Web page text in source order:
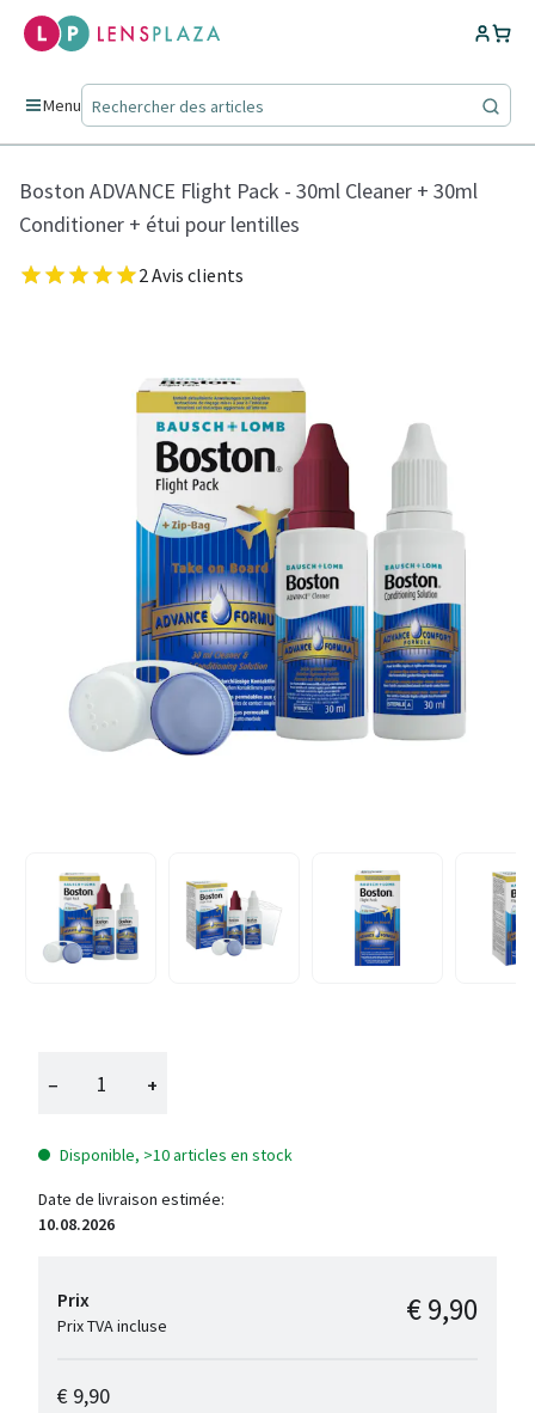
Menu
Boston ADVANCE Flight Pack - 30ml Cleaner + 30ml
Conditioner + étui pour lentilles
2 Avis clients
− +
Disponible, >10 articles en stock
Date de livraison estimée:
10.08.2026
Prix
Prix TVA incluse € 9,90
€ 9,90